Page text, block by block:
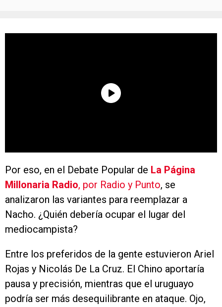
Por eso, en el Debate Popular de La Página
Millonaria Radio, por Radio y Punto, se
analizaron las variantes para reemplazar a
Nacho. ¿Quién debería ocupar el lugar del
mediocampista?
Entre los preferidos de la gente estuvieron Ariel
Rojas y Nicolás De La Cruz. El Chino aportaría
pausa y precisión, mientras que el uruguayo
podría ser más desequilibrante en ataque. Ojo,